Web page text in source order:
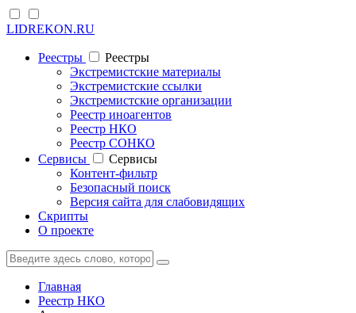
LIDREKON.RU
Реестры
Реестры
Экстремистские материалы
Экстремистские ссылки
Экстремистские организации
Реестр иноагентов
Реестр НКО
Реестр СОНКО
Cервисы
Cервисы
Контент-фильтр
Безопасный поиск
Версия сайта для слабовидящих
Скрипты
О проекте
Главная
Реестр НКО